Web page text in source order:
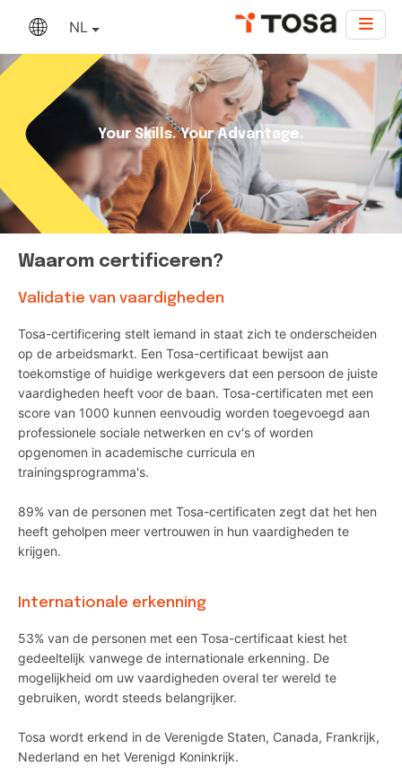
NL
Your Skills. Your Advantage.
Waarom certificeren?
Validatie van vaardigheden
Tosa-certificering stelt iemand in staat zich te onderscheiden
op de arbeidsmarkt. Een Tosa-certificaat bewijst aan
toekomstige of huidige werkgevers dat een persoon de juiste
vaardigheden heeft voor de baan. Tosa-certificaten met een
score van 1000 kunnen eenvoudig worden toegevoegd aan
professionele sociale netwerken en cv's of worden
opgenomen in academische curricula en
trainingsprogramma's.
89% van de personen met Tosa-certificaten zegt dat het hen
heeft geholpen meer vertrouwen in hun vaardigheden te
krijgen.
Internationale erkenning
53% van de personen met een Tosa-certificaat kiest het
gedeeltelijk vanwege de internationale erkenning. De
mogelijkheid om uw vaardigheden overal ter wereld te
gebruiken, wordt steeds belangrijker.
Tosa wordt erkend in de Verenigde Staten, Canada, Frankrijk,
Nederland en het Verenigd Koninkrijk.